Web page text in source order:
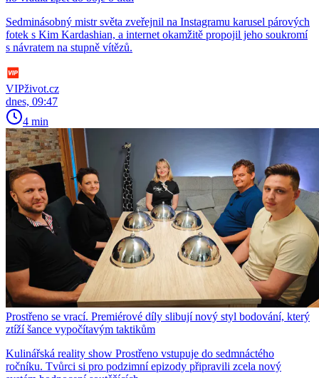
Sedminásobný mistr světa zveřejnil na Instagramu karusel párových
fotek s Kim Kardashian, a internet okamžitě propojil jeho soukromí
s návratem na stupně vítězů.
VIPživot.cz
dnes, 09:47
4 min
Prostřeno se vrací. Premiérové díly slibují nový styl bodování, který
ztíží šance vypočítavým taktikům
Kulinářská reality show Prostřeno vstupuje do sedmnáctého
ročníku. Tvůrci si pro podzimní epizody připravili zcela nový